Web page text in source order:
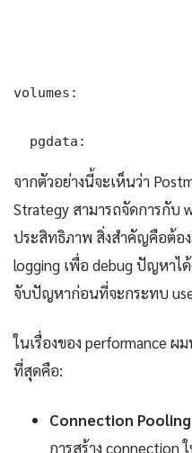
volumes:
  pgdata:
จากตัวอย่างนี้จะเห็นว่า
Strategy สามารถจัดการกับ
ประสิทธิภาพ สิ่งสำคัญคือต้อ
logging เพื่อ debug ปัญหาไ
จับปัญหาก่อนที่จะกระทบ
ในเรื่องของ performance
ที่สุดคือ:
Connection Pooling
การสร้าง connection